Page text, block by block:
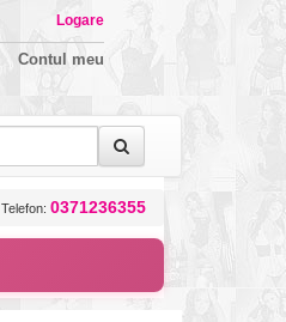
Logare
Contul meu
Telefon: 0371236355